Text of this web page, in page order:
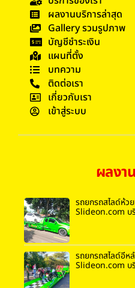
ผลงานบริการล่าสุด
Gallery รวมรูปภาพ
บัญชีชำระเงิน
แผนที่ตั้ง
บทความ
ติดต่อเรา
เกี่ยวกับเรา
เข้าสู่ระบบ
ผลงา
รถยกรถสไลด์ห้ว
Slideon.com บ
รถยกรถสไลด์อี่ห
Slideon.com บ